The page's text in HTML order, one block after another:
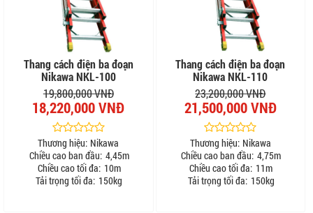
Thang cách điện ba đoạn
Nikawa NKL-100
19,800,000 VNĐ
18,220,000 VNĐ
Thương hiệu: Nikawa
Chiều cao ban đầu: 4,45m
Chiều cao tối đa: 10m
Tải trọng tối đa: 150kg
Thang cách điện ba đoạn
Nikawa NKL-110
23,200,000 VNĐ
21,500,000 VNĐ
Thương hiệu: Nikawa
Chiều cao ban đầu: 4,75m
Chiều cao tối đa: 11m
Tải trọng tối đa: 150kg